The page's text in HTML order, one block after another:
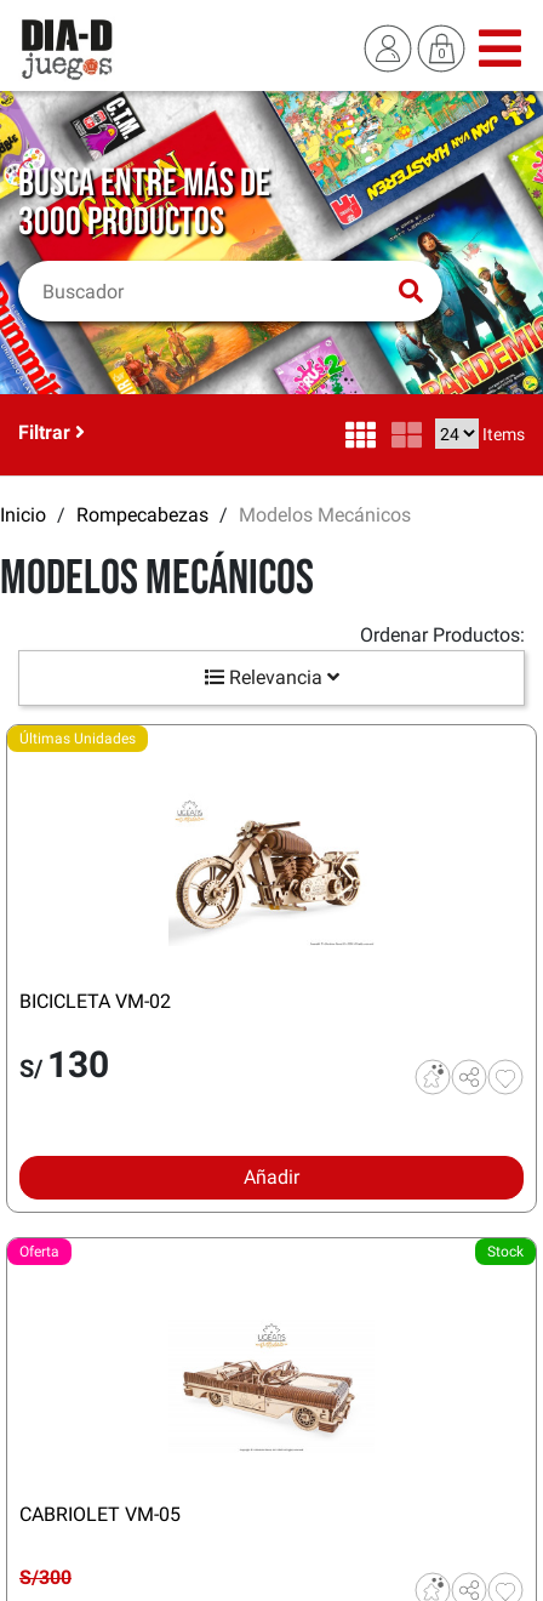
BUSCA ENTRE MÁS DE
3000 PRODUCTOS
Filtrar Items
Inicio Rompecabezas Modelos Mecánicos
Modelos Mecánicos
Ordenar Productos:
Relevancia
Últimas Unidades
BICICLETA VM-02
S/ 130
Añadir
Oferta Stock
CABRIOLET VM-05
S/300